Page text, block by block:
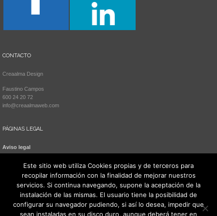
CONTACTO
Creaalma Design
Faustino Campos
600 24 20 72
info@creaalmaweb.com
PÁGINAS LEGAL
Aviso legal
Política de cookies
Este sitio web utiliza Cookies propias y de terceros para
recopilar información con la finalidad de mejorar nuestros
servicios. Si continua navegando, supone la aceptación de la
instalación de las mismas. El usuario tiene la posibilidad de
configurar su navegador pudiendo, si así lo desea, impedir que
sean instaladas en su disco duro, aunque deberá tener en